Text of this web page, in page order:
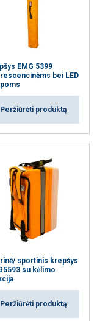
EMG 5399
bei LED
Peržiūrėti produktą
sportinis krepšys
su kėlimo
Peržiūrėti produktą